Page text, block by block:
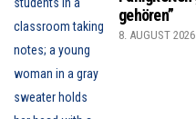
gehören”
8. AUGUST 2026